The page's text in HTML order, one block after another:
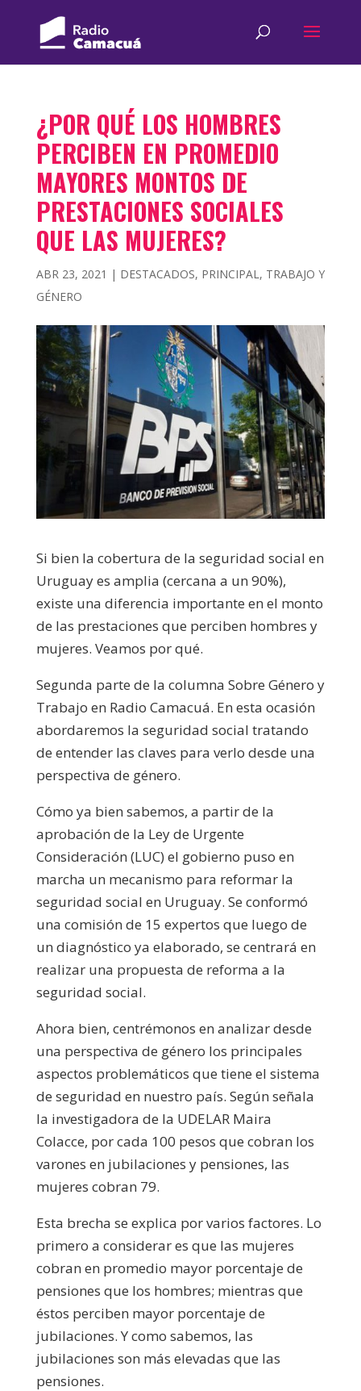
¿POR QUÉ LOS HOMBRES
PERCIBEN EN PROMEDIO
MAYORES MONTOS DE
PRESTACIONES SOCIALES
QUE LAS MUJERES?
ABR 23, 2021 | DESTACADOS, PRINCIPAL, TRABAJO Y
GÉNERO
Si bien la cobertura de la seguridad social en
Uruguay es amplia (cercana a un 90%),
existe una diferencia importante en el monto
de las prestaciones que perciben hombres y
mujeres. Veamos por qué.
Segunda parte de la columna Sobre Género y
Trabajo en Radio Camacuá. En esta ocasión
abordaremos la seguridad social tratando
de entender las claves para verlo desde una
perspectiva de género.
Cómo ya bien sabemos, a partir de la
aprobación de la Ley de Urgente
Consideración (LUC) el gobierno puso en
marcha un mecanismo para reformar la
seguridad social en Uruguay. Se conformó
una comisión de 15 expertos que luego de
un diagnóstico ya elaborado, se centrará en
realizar una propuesta de reforma a la
seguridad social.
Ahora bien, centrémonos en analizar desde
una perspectiva de género los principales
aspectos problemáticos que tiene el sistema
de seguridad en nuestro país. Según señala
la investigadora de la UDELAR Maira
Colacce, por cada 100 pesos que cobran los
varones en jubilaciones y pensiones, las
mujeres cobran 79.
Esta brecha se explica por varios factores. Lo
primero a considerar es que las mujeres
cobran en promedio mayor porcentaje de
pensiones que los hombres; mientras que
éstos perciben mayor porcentaje de
jubilaciones. Y como sabemos, las
jubilaciones son más elevadas que las
pensiones.